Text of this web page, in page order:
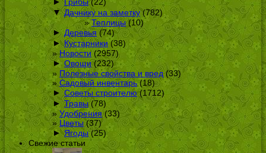
▼ Дачнику на заметку(782)
Теплицы(10)
► Деревья(74)
► Кустарники(38)
Новости(2957)
► Овощи(232)
Полезные свойства и вред(33)
Садовый инвентарь(18)
► Советы строителю(1712)
► Травы(78)
Удобрения(33)
Цветы(37)
► Ягоды(25)
Свежие статьи